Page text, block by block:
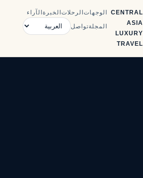
CENTRAL
ASIA
LUXURY
TRAVEL
الوجهات الرحلات الخبرةالآراء
المجلةتواصل